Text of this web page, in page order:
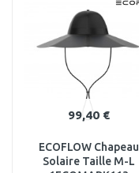
Au comparatif
99,40 €
ECOFLOW Chapeau
Solaire Taille M-L